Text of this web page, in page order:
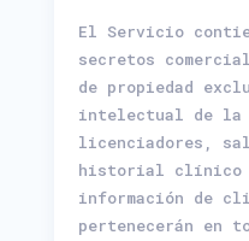
El Servicio
secretos
de propiedad
intelectual de la
licenciadores,
historial clínico
información de
pertenecerán en